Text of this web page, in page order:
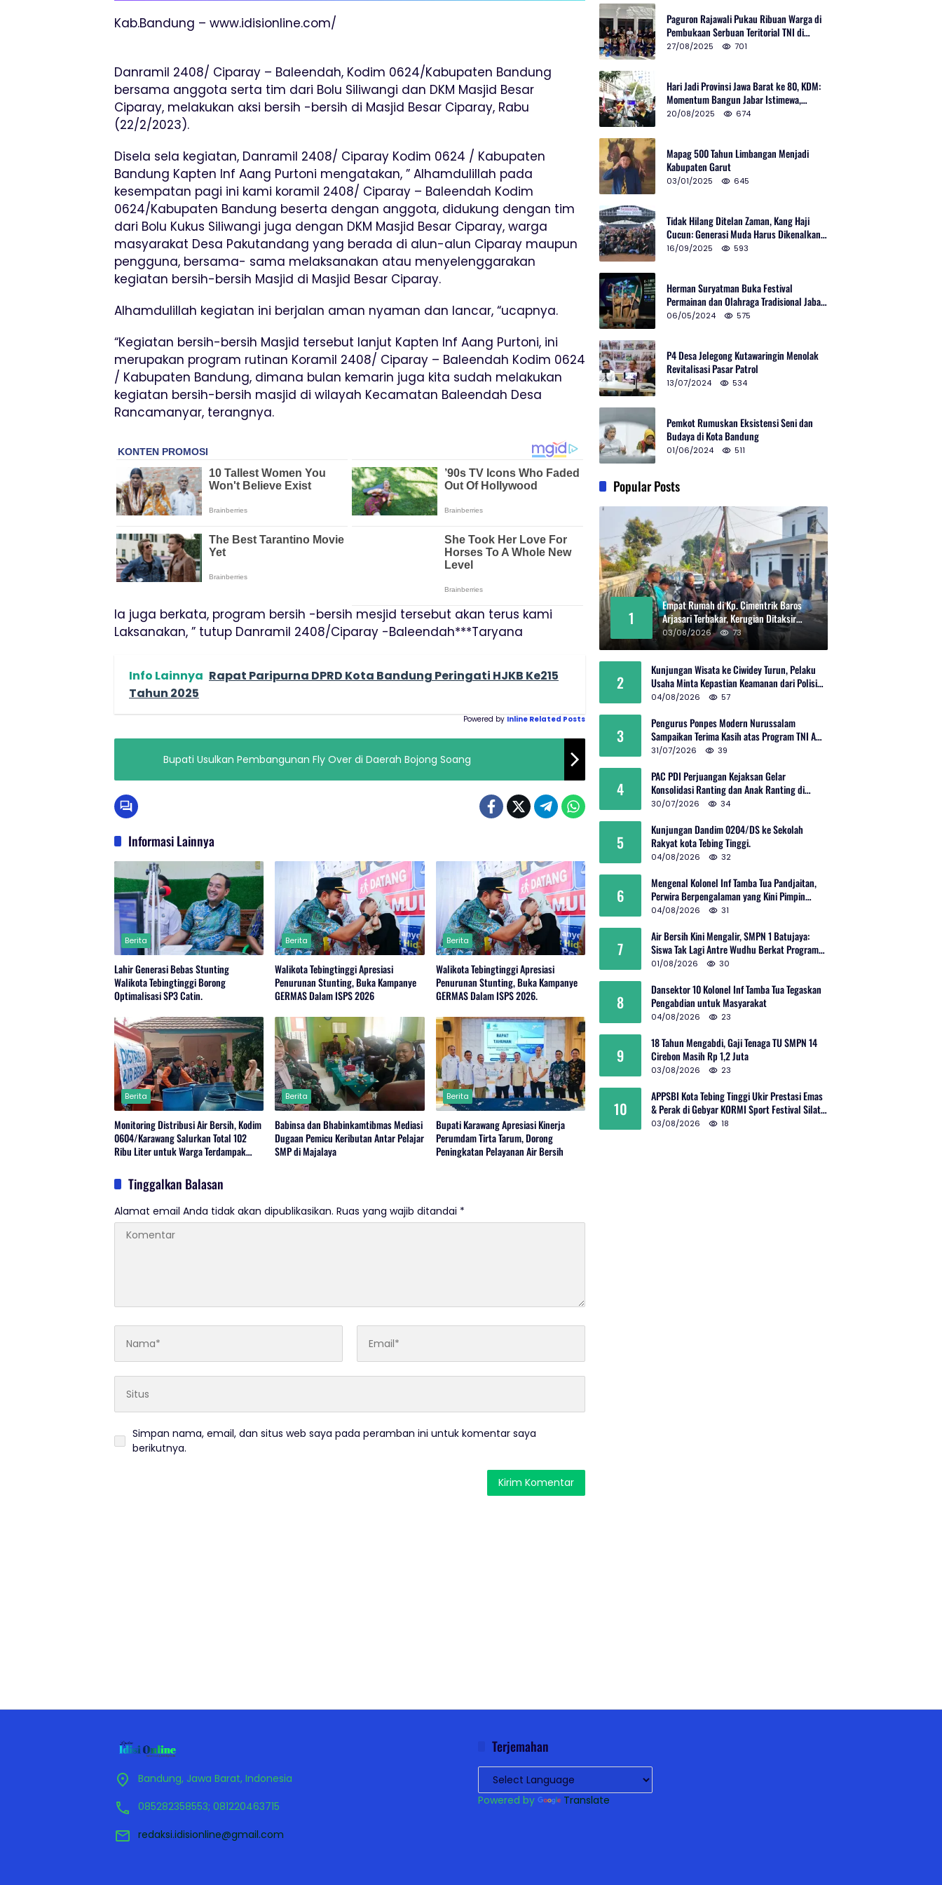
Kab.Bandung – www.idisionline.com/
Danramil 2408/ Ciparay – Baleendah, Kodim 0624/Kabupaten Bandung
bersama anggota serta tim dari Bolu Siliwangi dan DKM Masjid Besar
Ciparay, melakukan aksi bersih -bersih di Masjid Besar Ciparay, Rabu
(22/2/2023).
Disela sela kegiatan, Danramil 2408/ Ciparay Kodim 0624 / Kabupaten
Bandung Kapten Inf Aang Purtoni mengatakan, ” Alhamdulillah pada
kesempatan pagi ini kami koramil 2408/ Ciparay – Baleendah Kodim
0624/Kabupaten Bandung beserta dengan anggota, didukung dengan tim
dari Bolu Kukus Siliwangi juga dengan DKM Masjid Besar Ciparay, warga
masyarakat Desa Pakutandang yang berada di alun-alun Ciparay maupun
pengguna, bersama- sama melaksanakan atau menyelenggarakan
kegiatan bersih-bersih Masjid di Masjid Besar Ciparay.
Alhamdulillah kegiatan ini berjalan aman nyaman dan lancar, “ucapnya.
“Kegiatan bersih-bersih Masjid tersebut lanjut Kapten Inf Aang Purtoni, ini
merupakan program rutinan Koramil 2408/ Ciparay – Baleendah Kodim 0624
/ Kabupaten Bandung, dimana bulan kemarin juga kita sudah melakukan
kegiatan bersih-bersih masjid di wilayah Kecamatan Baleendah Desa
Rancamanyar, terangnya.
Ia juga berkata, program bersih -bersih mesjid tersebut akan terus kami
Laksanakan, ” tutup Danramil 2408/Ciparay -Baleendah***Taryana
Info Lainnya Rapat Paripurna DPRD Kota Bandung Peringati HJKB Ke215
Tahun 2025
Powered by Inline Related Posts
Bupati Usulkan Pembangunan Fly Over di Daerah Bojong Soang
Informasi Lainnya
Berita
Lahir Generasi Bebas Stunting
Walikota Tebingtinggi Borong
Optimalisasi SP3 Catin.
Berita
Walikota Tebingtinggi Apresiasi
Penurunan Stunting, Buka Kampanye
GERMAS Dalam ISPS 2026
Berita
Walikota Tebingtinggi Apresiasi
Penurunan Stunting, Buka Kampanye
GERMAS Dalam ISPS 2026.
Berita
Monitoring Distribusi Air Bersih, Kodim
0604/Karawang Salurkan Total 102
Ribu Liter untuk Warga Terdampak
Berita
Babinsa dan Bhabinkamtibmas Mediasi
Dugaan Pemicu Keributan Antar Pelajar
SMP di Majalaya
Berita
Bupati Karawang Apresiasi Kinerja
Perumdam Tirta Tarum, Dorong
Peningkatan Pelayanan Air Bersih
Tinggalkan Balasan
Alamat email Anda tidak akan dipublikasikan. Ruas yang wajib ditandai *
Simpan nama, email, dan situs web saya pada peramban ini untuk komentar saya
berikutnya.
Paguron Rajawali Pukau Ribuan Warga di
Pembukaan Serbuan Teritorial TNI di
Cibatu
27/08/2025 701
Hari Jadi Provinsi Jawa Barat ke 80, KDM:
Momentum Bangun Jabar Istimewa,
Lembur di Urus Kota Ditata
20/08/2025 674
Mapag 500 Tahun Limbangan Menjadi
Kabupaten Garut
03/01/2025 645
Tidak Hilang Ditelan Zaman, Kang Haji
Cucun: Generasi Muda Harus Dikenalkan
Pencak Silat
16/09/2025 593
Herman Suryatman Buka Festival
Permainan dan Olahraga Tradisional Jabar
2024 di Gedung Teater Tertutup
06/05/2024 575
P4 Desa Jelegong Kutawaringin Menolak
Revitalisasi Pasar Patrol
13/07/2024 534
Pemkot Rumuskan Eksistensi Seni dan
Budaya di Kota Bandung
01/06/2024 511
Popular Posts
1
Empat Rumah di Kp. Cimentrik Baros
Arjasari Terbakar, Kerugian Ditaksir
Rp600 Juta
03/08/2026 73
2
Kunjungan Wisata ke Ciwidey Turun, Pelaku
Usaha Minta Kepastian Keamanan dari Polisi
dan Pemprov Jabar
04/08/2026 57
3
Pengurus Ponpes Modern Nurussalam
Sampaikan Terima Kasih atas Program TNI AD
Manunggal Air
31/07/2026 39
4
PAC PDI Perjuangan Kejaksan Gelar
Konsolidasi Ranting dan Anak Ranting di
Kebon Baru
30/07/2026 34
5
Kunjungan Dandim 0204/DS ke Sekolah
Rakyat kota Tebing Tinggi.
04/08/2026 32
6
Mengenal Kolonel Inf Tamba Tua Pandjaitan,
Perwira Berpengalaman yang Kini Pimpin
Sektor 10 Citarum Harum
04/08/2026 31
7
Air Bersih Kini Mengalir, SMPN 1 Batujaya:
Siswa Tak Lagi Antre Wudhu Berkat Program
TNI AD
01/08/2026 30
8
Dansektor 10 Kolonel Inf Tamba Tua Tegaskan
Pengabdian untuk Masyarakat
04/08/2026 23
9
18 Tahun Mengabdi, Gaji Tenaga TU SMPN 14
Cirebon Masih Rp 1,2 Juta
03/08/2026 23
10
APPSBI Kota Tebing Tinggi Ukir Prestasi Emas
& Perak di Gebyar KORMI Sport Festival Silat
Budaya Sumut
03/08/2026 18
Bandung, Jawa Barat, Indonesia
085282358553; 081220463715
redaksi.idisionline@gmail.com
Terjemahan
Powered by Translate